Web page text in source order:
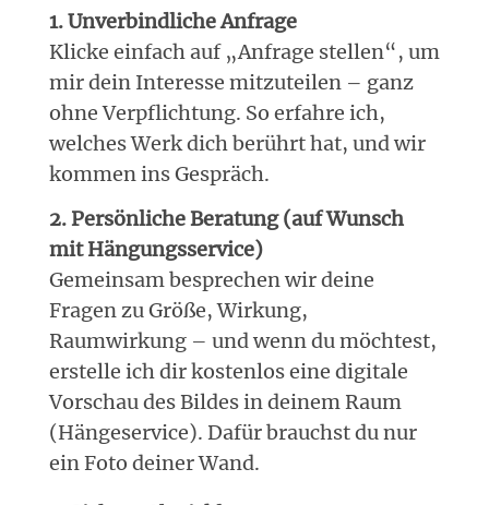
1. Unverbindliche Anfrage
Klicke einfach auf „Anfrage stellen“, um
mir dein Interesse mitzuteilen – ganz
ohne Verpflichtung. So erfahre ich,
welches Werk dich berührt hat, und wir
kommen ins Gespräch.
2. Persönliche Beratung (auf Wunsch
mit Hängungsservice)
Gemeinsam besprechen wir deine
Fragen zu Größe, Wirkung,
Raumwirkung – und wenn du möchtest,
erstelle ich dir kostenlos eine digitale
Vorschau des Bildes in deinem Raum
(Hängeservice). Dafür brauchst du nur
ein Foto deiner Wand.